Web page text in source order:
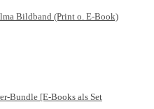
Bildband (Print o. E-Book)
Bundle [E-Books als Set